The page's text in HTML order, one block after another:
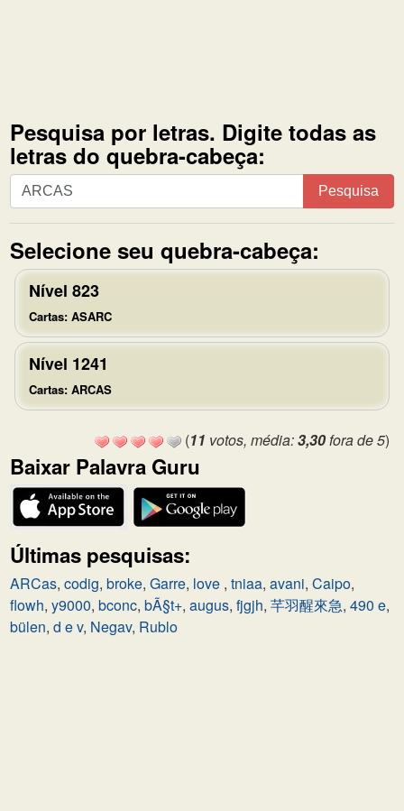
Pesquisa por letras. Digite todas as
letras do quebra-cabeça:
Pesquisa
por
letras.
Digite
todas
letras
do
quebra-
Pesquisa
Selecione seu quebra-cabeça:
Nível 823
Cartas: ASARC
Nível 1241
Cartas: ARCAS
(11 votos, média:3,30fora de 5)
Baixar Palavra Guru
Últimas pesquisas:
ARCas, codig, broke, Garre, love , tniaa, avani, Caipo,
flowh, y9000, bconc, bÃ§t+, augus, fjgjh, 芊羽醒來急, 490 e,
bülen, d e v, Negav, Rublo